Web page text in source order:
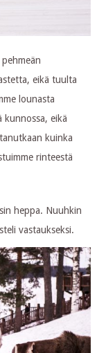
eikä tuulta
lounasta
kunnossa, eikä
kuinka
rinteestä
heppa. Nuuhkin
vastaukseksi.